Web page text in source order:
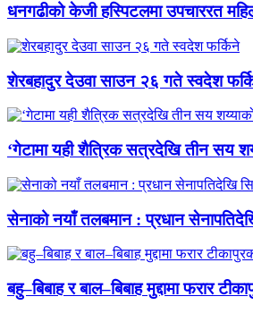
धनगढीको केजी हस्पिटलमा उपचाररत
शेरबहादुर देउवा साउन २६ गते स्वदेश
‘गेटामा यही शैत्रिक सत्रदेखि तीन सय
सेनाको नयाँ तलबमान : प्रधान
बहु–बिबाह र बाल–बिबाह मुद्दामा फरार